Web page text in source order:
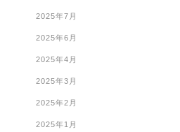
2025年7月
2025年6月
2025年4月
2025年3月
2025年2月
2025年1月